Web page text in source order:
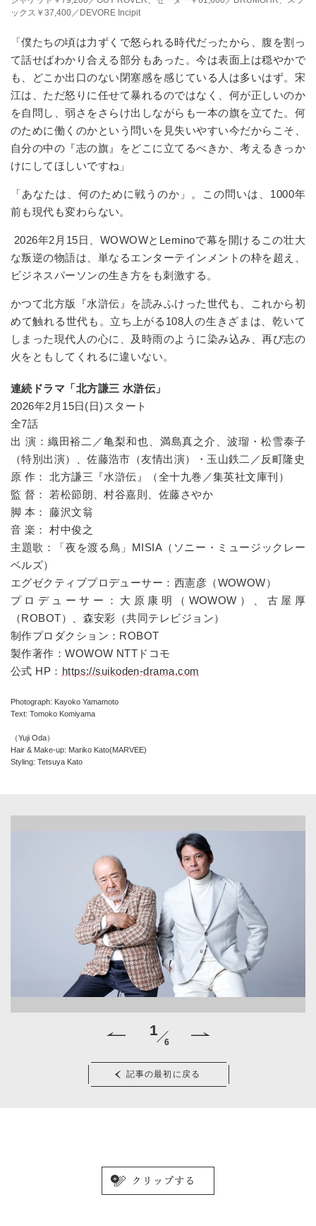
ックス￥37,400／DEVORE Incipit
「僕たちの頃は力ずくで怒られる時代だったから、腹を割っ
て話せばわかり合える部分もあった。今は表面上は穏やかで
も、どこか出口のない閉塞感を感じている人は多いはず。宋
江は、ただ怒りに任せて暴れるのではなく、何が正しいのか
を自問し、弱さをさらけ出しながらも一本の旗を立てた。何
のために働くのかという問いを見失いやすい今だからこそ、
自分の中の『志の旗』をどこに立てるべきか、考えるきっか
けにしてほしいですね」
「あなたは、何のために戦うのか」。この問いは、 1000年
前も現代も変わらない。
2026年2 月 15日、 WOWOWと Leminoで幕を開けるこの壮大
な叛逆の物語は、単なるエンターテインメントの枠を超え、
ビジネスパーソンの生き方をも刺激する。
かつて北方版『水滸伝』を読みふけった世代も、これから初
めて触れる世代も。立ち上がる 108人の生きざまは、乾いて
しまった現代人の心に、及時雨のように染み込み、再び志の
火をともしてくれるに違いない。
連続ドラマ「北方謙三 水滸伝」
2026年2月15日(日)スタート
全7話
出 演： 織田裕二／亀梨和也、満島真之介、波瑠・松雪泰子
（特別出演）、佐藤浩市（友情出演）・玉山鉄二／反町隆史
原 作： 北方謙三『水滸伝』（全十九巻／集英社文庫刊）
監 督： 若松節朗、村谷嘉則、佐藤さやか
脚 本： 藤沢文翁
音 楽： 村中俊之
主題歌：「夜を渡る鳥」MISIA（ソニー・ミュージックレー
ベルズ）
エグゼクティブプロデューサー：西憲彦（WOWOW）
プロデューサー：大原康明（WOWOW）、古屋厚
（ROBOT）、森安彩（共同テレビジョン）
制作プロダクション：ROBOT
製作著作：WOWOW NTTドコモ
公式 HP： https://suikoden-drama.com
Photograph: Kayoko Yamamoto
Text: Tomoko Komiyama
（Yuji Oda）
Hair & Make-up: Mariko Kato(MARVEE)
Styling: Tetsuya Kato
記事の最初に戻る
1
6